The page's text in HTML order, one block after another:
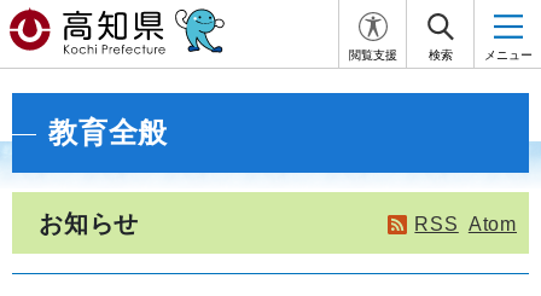
閲覧支援 検索 メニュー
教育全般
お知らせ RSS Atom